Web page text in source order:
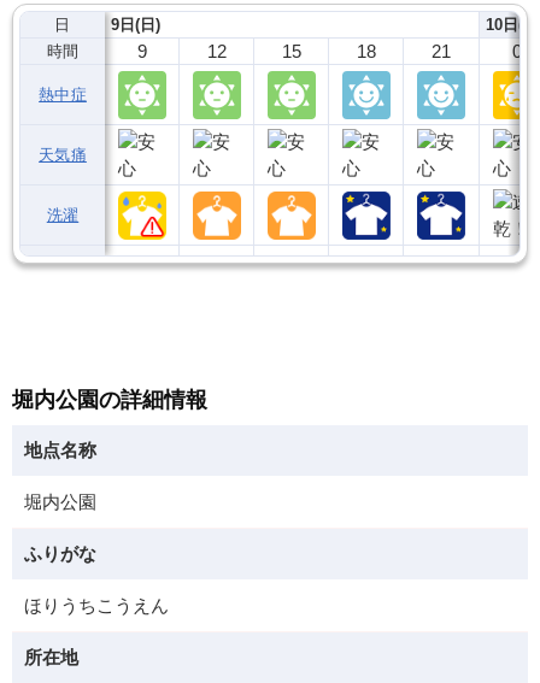
日
時間
熱中症
天気痛
洗濯
9日(日)
9 12 15 18 21
10日(
0
堀内公園の詳細情報
地点名称
堀内公園
ふりがな
ほりうちこうえん
所在地